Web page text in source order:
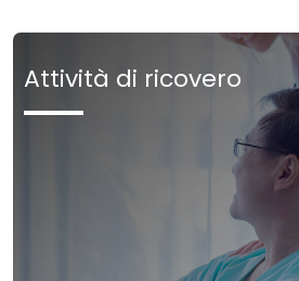
Attività di ricovero